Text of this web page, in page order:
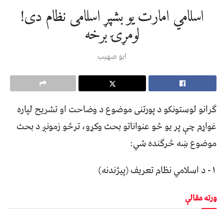
اسلامي امارت یو بشپړ اسلامی نظام دی!
لومړۍ برخه
ابو صهیب
ګرانو لوستونکو د پورتنی موضوع د وضاحت او تشریح لپاره
غواړم چې پر یو څو عنواناتو بحث وکړو، ترڅو زمونږ د بحث
موضوع ښه څرګنده شي:
١- د اسلامي نظام تعریف (پيژندنه)
ورته مقالې